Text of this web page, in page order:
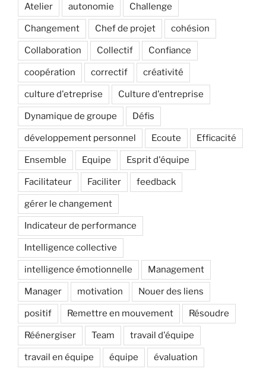
Atelier autonomie Challenge
Changement Chef de projet cohésion
Collaboration Collectif Confiance
coopération correctif créativité
culture d'etreprise Culture d'entreprise
Dynamique de groupe Défis
développement personnel Ecoute Efficacité
Ensemble Equipe Esprit d'équipe
Facilitateur Faciliter feedback
gérer le changement
Indicateur de performance
Intelligence collective
intelligence émotionnelle Management
Manager motivation Nouer des liens
positif Remettre en mouvement Résoudre
Réénergiser Team travail d'équipe
travail en équipe équipe évaluation